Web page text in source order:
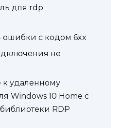
для rdp
ошибки с кодом 6xx
не
удаленному
Windows 10 Home с
RDP